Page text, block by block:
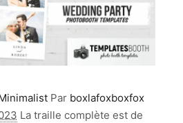
Par boxlafoxboxfox
La traille complète est de